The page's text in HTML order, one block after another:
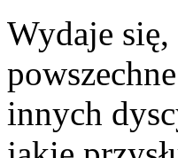
Wydaje się,
innych